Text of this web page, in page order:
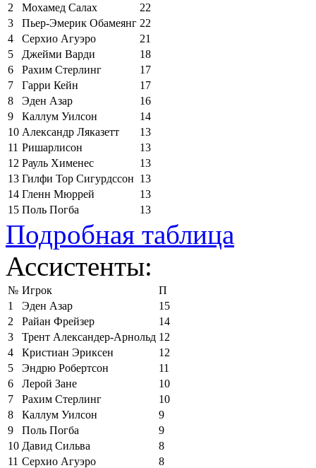
2
Мохамед Салах
22
3
Пьер-Эмерик Обамеянг 22
4
Серхио Агуэро
21
5
Джейми Варди
18
6
Рахим Стерлинг
17
7
Гарри Кейн
17
8
Эден Азар
16
9
Каллум Уилсон
14
10 Александр Ляказетт
13
11 Ришарлисон
13
12 Рауль Хименес
13
13 Гилфи Тор Сигурдссон 13
14 Гленн Мюррей
13
15 Поль Погба 13
Подробная таблица
Ассистенты:
№ Игрок
П
1
Эден Азар
15
2
Райан Фрейзер
14
3
Трент Александер-Арнольд 12
4
Кристиан Эриксен
12
5
Эндрю Робертсон
11
6
Лерой Зане
10
7
Рахим Стерлинг
10
8
Каллум Уилсон
9
9
Поль Погба
9
10 Давид Сильва
8
11 Серхио Агуэро
8